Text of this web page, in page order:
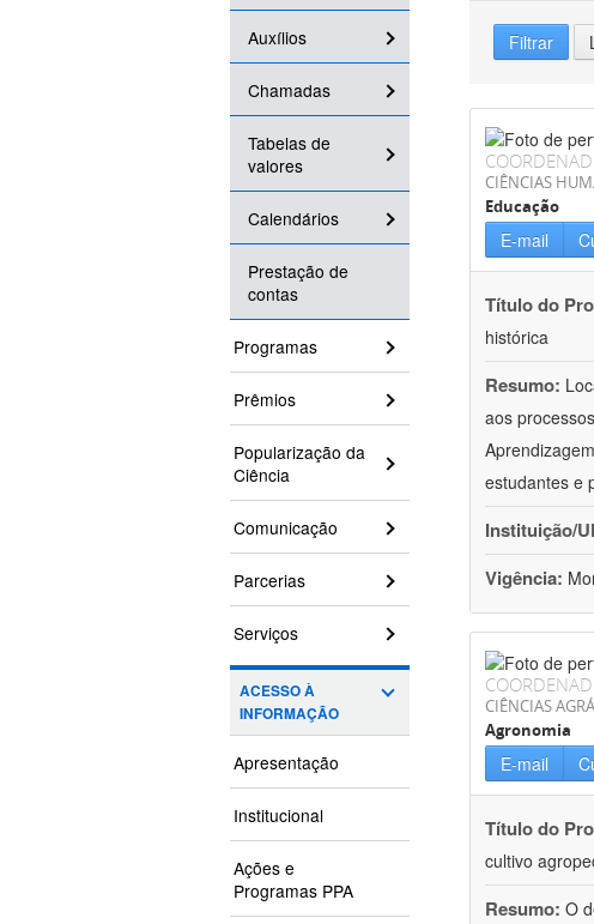
Auxílios
Chamadas
Tabelas de
valores
Calendários
Prestação de
contas
Programas
Prêmios
Popularização da
Ciência
Comunicação
Parcerias
Serviços
ACESSO À
INFORMAÇÃO
Apresentação
Institucional
Ações e
Programas PPA
Filtrar
CIÊNCIAS
Educação
E-mail
Título do
histórica
Resumo:
aos
estudantes e
Instituição/
Vigência:
CIÊNCIAS
Agronomia
E-mail
Título do
cultivo
Resumo: O